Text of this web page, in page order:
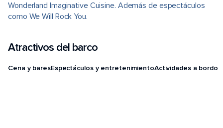
Wonderland Imaginative Cuisine. Además de espectáculos
como We Will Rock You.
Atractivos del barco
Cena y baresEspectáculos y entretenimientoActividades a bordo